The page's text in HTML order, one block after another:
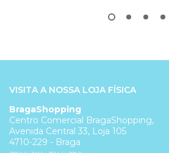
VISITA A NOSSA LOJA FÍSICA
BragaShopping
Centro Comercial BragaShopping,
Avenida Central 33, Loja 105
4710-229 - Braga